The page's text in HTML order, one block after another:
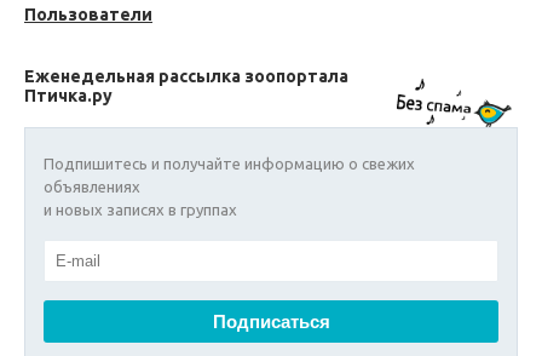
Пользователи
Еженедельная рассылка зоопортала
Птичка.ру
Подпишитесь и получайте информацию о свежих
объявлениях
и новых записях в группах